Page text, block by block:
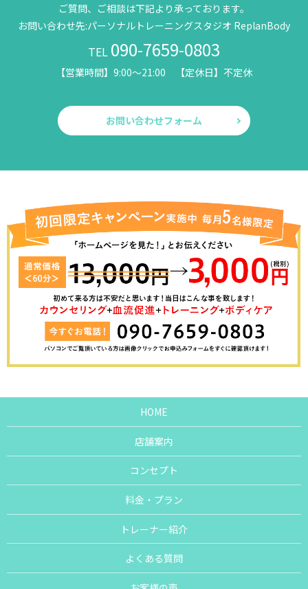
ご質問、ご相談は下記より承っております。
お問い合わせ先:パーソナルトレーニングスタジオ ReplanBody
TEL 090-7659-0803
【営業時間】9:00～21:00 【定休日】不定休
お問い合わせフォーム
HOME
店舗案内
コンセプト
料金・プラン
トレーナー紹介
よくある質問